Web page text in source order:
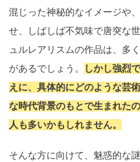
混じった神秘的なイメージや
せ、しばしば不気味で唐突な
ュルレアリスムの作品は、多
があるでしょう。
しかし強烈
えに、具体的にどのような芸
な時代背景のもとで生まれた
人も多いかもしれません。
そんな方に向けて、魅惑的な